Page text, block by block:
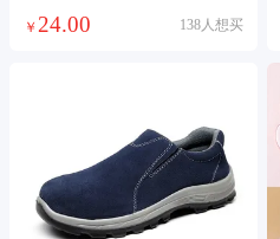
研磨瓶家用胡椒磨
￥ 24.00 138人想买